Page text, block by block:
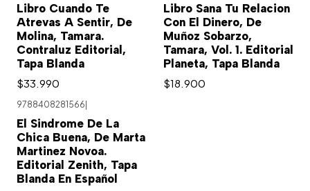
Libro Cuando Te
Atrevas A Sentir, De
Molina, Tamara.
Contraluz Editorial,
Tapa Blanda
$33.990
Libro Sana Tu Relacion
Con El Dinero, De
Muñoz Sobarzo,
Tamara, Vol. 1. Editorial
Planeta, Tapa Blanda
$18.900
9788408281566|
El Sindrome De La
Chica Buena, De Marta
Martinez Novoa.
Editorial Zenith, Tapa
Blanda En Español